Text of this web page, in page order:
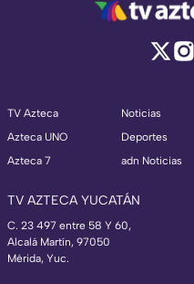
TV Azteca
Azteca UNO
Azteca 7
Noticias
Deportes
adn Noticias
TV AZTECA YUCATÁN
C. 23 497 entre 58 Y 60,
Alcalá Martín, 97050
Mérida, Yuc.